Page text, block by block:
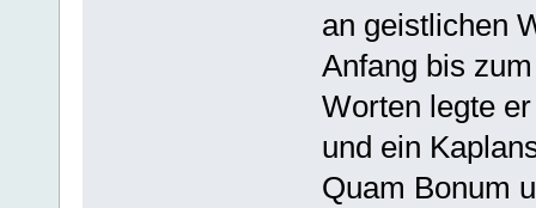
an geistlichen
Anfang bis
Worten legte
und ein
Quam Bonum